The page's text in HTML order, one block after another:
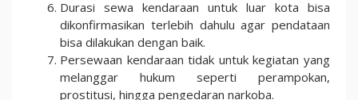
Durasi sewa kendaraan untuk luar kota bisa
dikonfirmasikan terlebih dahulu agar pendataan
bisa dilakukan dengan baik.
Persewaan kendaraan tidak untuk kegiatan yang
melanggar hukum seperti perampokan,
prostitusi, hingga pengedaran narkoba.